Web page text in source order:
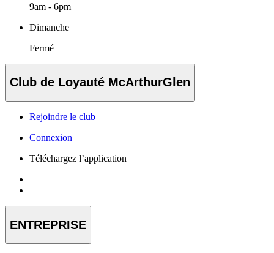
9am - 6pm
Dimanche
Fermé
Club de Loyauté McArthurGlen
Rejoindre le club
Connexion
Téléchargez l’application
ENTREPRISE